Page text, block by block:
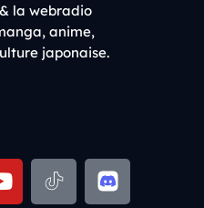
la webradio
anime,
japonaise.